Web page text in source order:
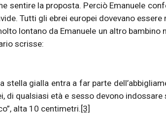
sentire la proposta. Perciò Emanuele
Tutti gli ebrei europei dovevano essere
lontano da Emanuele un altro bambino
scrisse:
gialla entra a far parte
di qualsiasi età e sesso devono
alta 10 centimetri. [3]